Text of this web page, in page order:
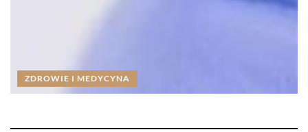
ZDROWIE I MEDYCYNA